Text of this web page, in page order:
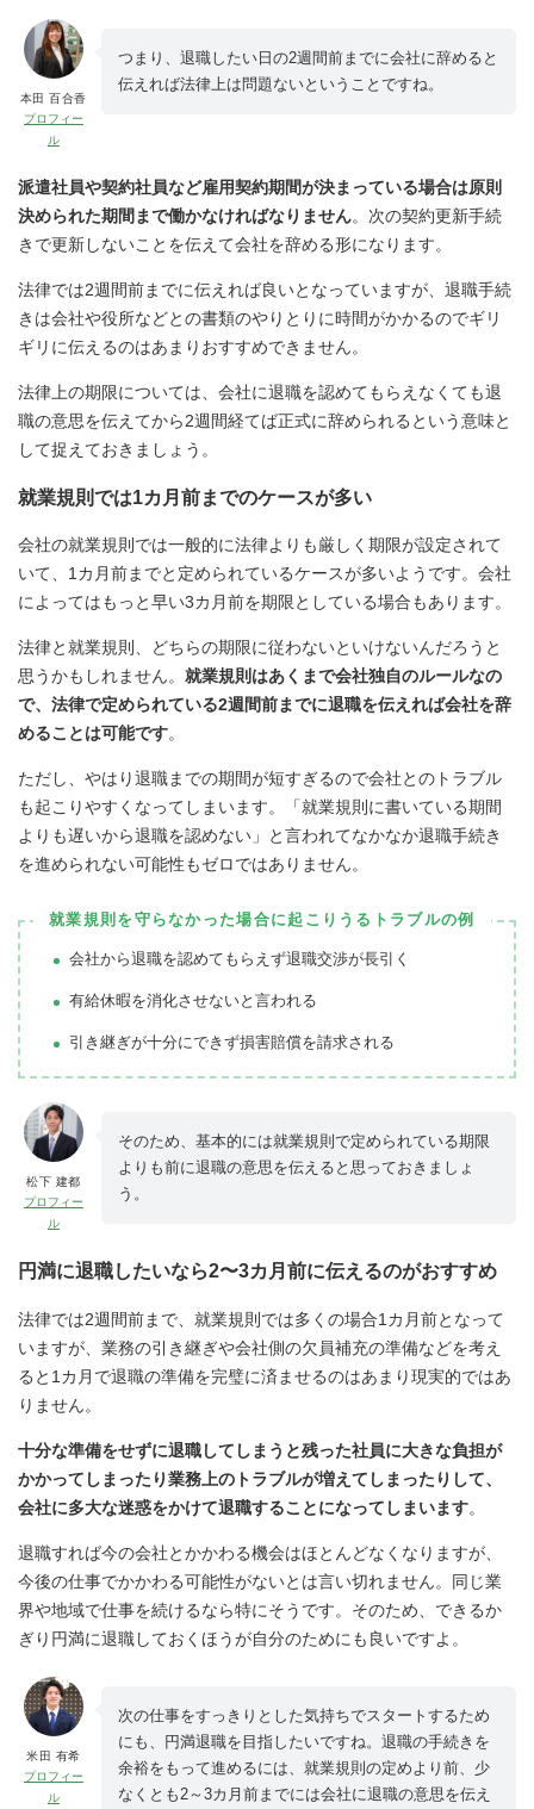
本田 百合香
プロフィー
ル
つまり、退職したい日の2週間前までに会社に辞めると
伝えれば法律上は問題ないということですね。
派遣社員や契約社員など雇用契約期間が決まっている場合は原則
決められた期間まで働かなければなりません。次の契約更新手続
きで更新しないことを伝えて会社を辞める形になります。
法律では2週間前までに伝えれば良いとなっていますが、退職手続
きは会社や役所などとの書類のやりとりに時間がかかるのでギリ
ギリに伝えるのはあまりおすすめできません。
法律上の期限については、会社に退職を認めてもらえなくても退
職の意思を伝えてから2週間経てば正式に辞められるという意味と
して捉えておきましょう。
就業規則では1カ月前までのケースが多い
会社の就業規則では一般的に法律よりも厳しく期限が設定されて
いて、1カ月前までと定められているケースが多いようです。会社
によってはもっと早い3カ月前を期限としている場合もあります。
法律と就業規則、どちらの期限に従わないといけないんだろうと
思うかもしれません。 就業規則はあくまで会社独自のルールなの
で、法律で定められている2週間前までに退職を伝えれば会社を辞
めることは可能です。
ただし、やはり退職までの期間が短すぎるので会社とのトラブル
も起こりやすくなってしまいます。「就業規則に書いている期間
よりも遅いから退職を認めない」と言われてなかなか退職手続き
を進められない可能性もゼロではありません。
就業規則を守らなかった場合に起こりうるトラブルの例
会社から退職を認めてもらえず退職交渉が長引く
有給休暇を消化させないと言われる
引き継ぎが十分にできず損害賠償を請求される
松下 建都
プロフィー
ル
そのため、基本的には就業規則で定められている期限
よりも前に退職の意思を伝えると思っておきましょ
う。
円満に退職したいなら2〜3カ月前に伝えるのがおすすめ
法律では2週間前まで、就業規則では多くの場合1カ月前となって
いますが、業務の引き継ぎや会社側の欠員補充の準備などを考え
ると1カ月で退職の準備を完璧に済ませるのはあまり現実的ではあ
りません。
十分な準備をせずに退職してしまうと残った社員に大きな負担が
かかってしまったり業務上のトラブルが増えてしまったりして、
会社に多大な迷惑をかけて退職することになってしまいます。
退職すれば今の会社とかかわる機会はほとんどなくなりますが、
今後の仕事でかかわる可能性がないとは言い切れません。同じ業
界や地域で仕事を続けるなら特にそうです。そのため、できるか
ぎり円満に退職しておくほうが自分のためにも良いですよ。
米田 有希
プロフィー
ル
次の仕事をすっきりとした気持ちでスタートするため
にも、円満退職を目指したいですね。退職の手続きを
余裕をもって進めるには、就業規則の定めより前、少
なくとも2～3カ月前までには会社に退職の意思を伝え